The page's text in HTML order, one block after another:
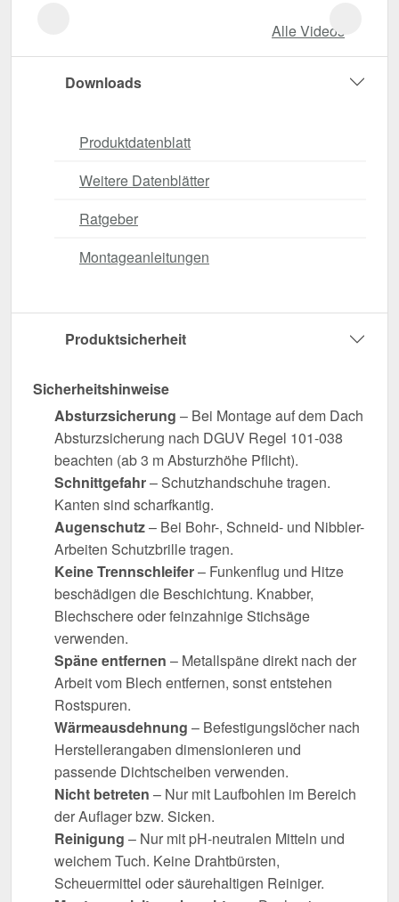
Alle Videos
Downloads
Produktdatenblatt
Weitere Datenblätter
Ratgeber
Montageanleitungen
Produktsicherheit
Sicherheitshinweise
Absturzsicherung – Bei Montage auf dem Dach
Absturzsicherung nach DGUV Regel 101-038
beachten (ab 3 m Absturzhöhe Pflicht).
Schnittgefahr– Schutzhandschuhe tragen.
Kanten sind scharfkantig.
Augenschutz– Bei Bohr-, Schneid- und Nibbler-
Arbeiten Schutzbrille tragen.
Keine Trennschleifer– Funkenflug und Hitze
beschädigen die Beschichtung. Knabber,
Blechschere oder feinzahnige Stichsäge
verwenden.
Späne entfernen – Metallspäne direkt nach der
Arbeit vom Blech entfernen, sonst entstehen
Rostspuren.
Wärmeausdehnung – Befestigungslöcher nach
Herstellerangaben dimensionieren und
passende Dichtscheiben verwenden.
Nicht betreten – Nur mit Laufbohlen im Bereich
der Auflager bzw. Sicken.
Reinigung – Nur mit pH-neutralen Mitteln und
weichem Tuch. Keine Drahtbürsten,
Scheuermittel oder säurehaltigen Reiniger.